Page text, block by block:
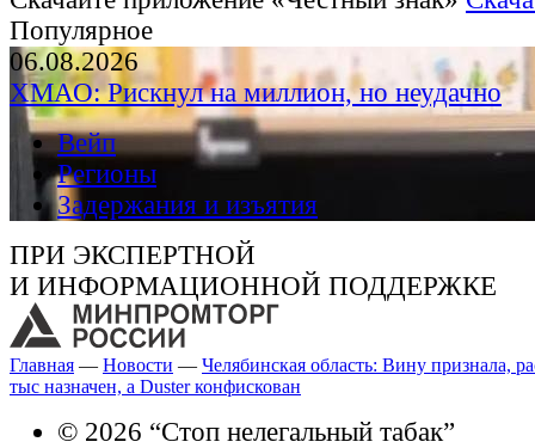
Популярное
06.08.2026
ХМАО: Рискнул на миллион, но неудачно
Вейп
Регионы
Задержания и изъятия
ПРИ ЭКСПЕРТНОЙ
И ИНФОРМАЦИОННОЙ ПОДДЕРЖКЕ
Главная — Новости — Челябинская область: Вину признала,
тыс назначен, а Duster конфискован
© 2026 “Стоп нелегальный табак”